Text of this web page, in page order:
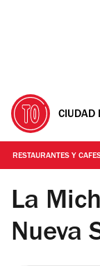
CIUDAD
RESTAURANTES Y
Foto: Alejandra
La
Nueva